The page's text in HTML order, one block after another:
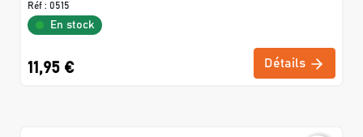
Réf : 0515
En stock
11,95 € Détails